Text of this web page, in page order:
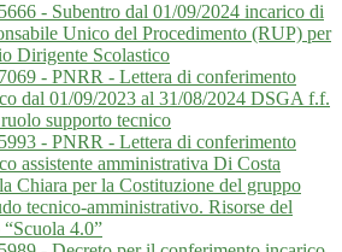
- Subentro dal 01/09/2024 incarico di
Unico del Procedimento (RUP) per
Dirigente Scolastico
- PNRR - Lettera di conferimento
dal 01/09/2023 al 31/08/2024 DSGA f.f.
supporto tecnico
- PNRR - Lettera di conferimento
assistente amministrativa Di Costa
Chiara per la Costituzione del gruppo
tecnico-amministrativo. Risorse del
“Scuola 4.0”